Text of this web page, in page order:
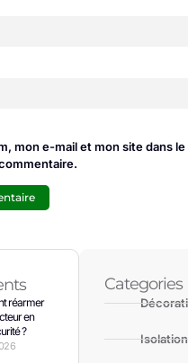
mon e-mail et mon site dans
réarmer
en
?
Categories
Isolation